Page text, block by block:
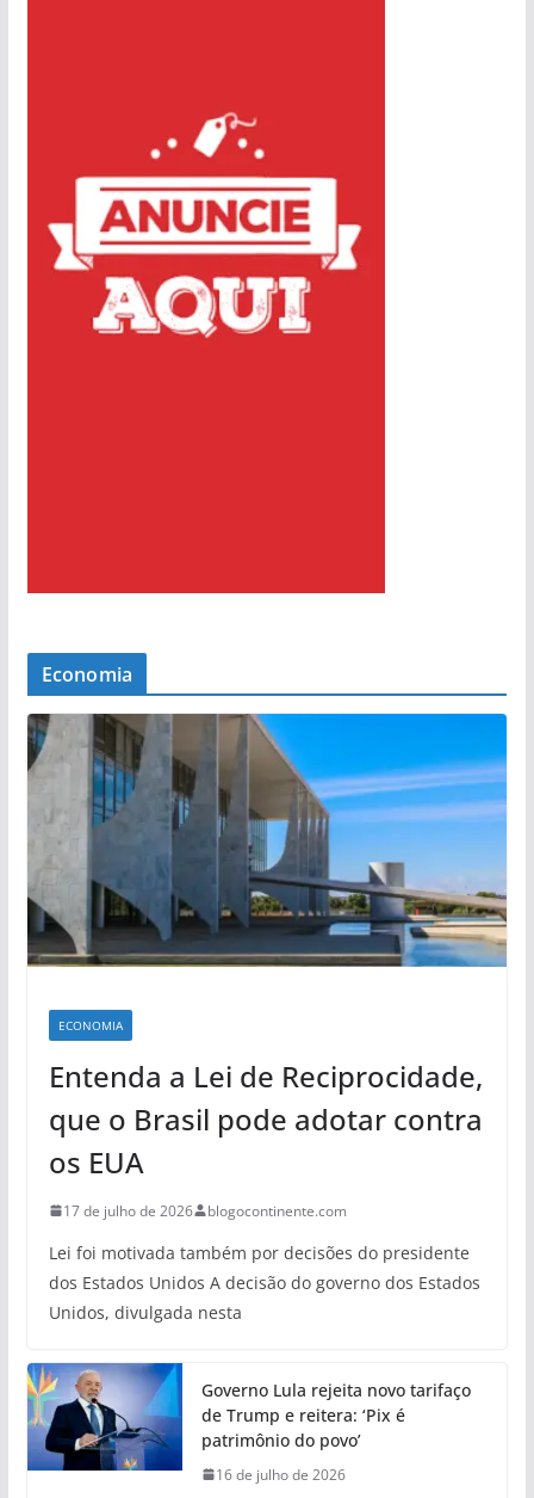
Economia
ECONOMIA
Entenda a Lei de Reciprocidade,
que o Brasil pode adotar contra
os EUA
17 de julho de 2026 blogocontinente.com
Lei foi motivada também por decisões do presidente
dos Estados Unidos A decisão do governo dos Estados
Unidos, divulgada nesta
Governo Lula rejeita novo tarifaço
de Trump e reitera: ‘Pix é
patrimônio do povo’
16 de julho de 2026